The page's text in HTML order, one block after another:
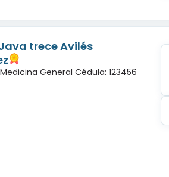
trece Avilés
General Cédula: 123456